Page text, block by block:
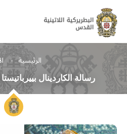
الرئيسية
رسالة الكاردينال بييرباتيستا